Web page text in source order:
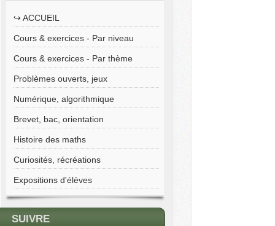
↪︎ ACCUEIL
Cours & exercices - Par niveau
Cours & exercices - Par thème
Problèmes ouverts, jeux
Numérique, algorithmique
Brevet, bac, orientation
Histoire des maths
Curiosités, récréations
Expositions d'élèves
SUIVRE